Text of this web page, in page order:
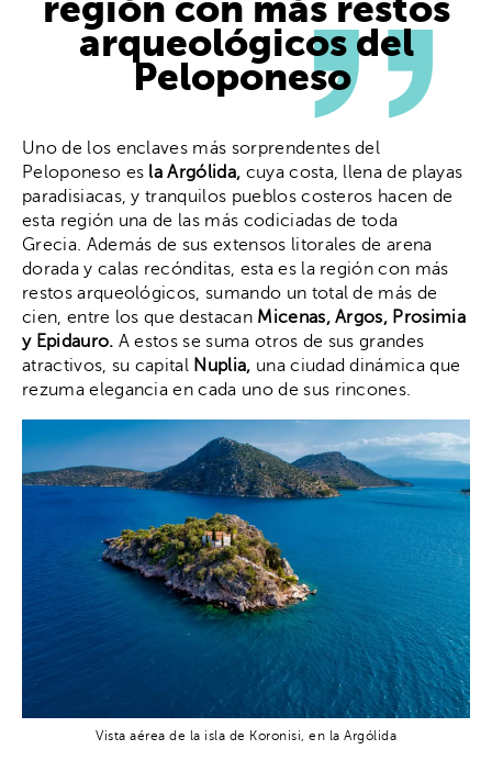
región con más restos
arqueológicos del
Peloponeso
Uno de los enclaves más sorprendentes del
Peloponeso es la Argólida, cuya costa, llena de playas
paradisiacas, y tranquilos pueblos costeros hacen de
esta región una de las más codiciadas de toda
Grecia. Además de sus extensos litorales de arena
dorada y calas recónditas, esta es la región con más
restos arqueológicos, sumando un total de más de
cien, entre los que destacan Micenas, Argos, Prosimia
y Epidauro. A estos se suma otros de sus grandes
atractivos, su capital Nuplia, una ciudad dinámica que
rezuma elegancia en cada uno de sus rincones.
Vista aérea de la isla de Koronisi, en la Argólida